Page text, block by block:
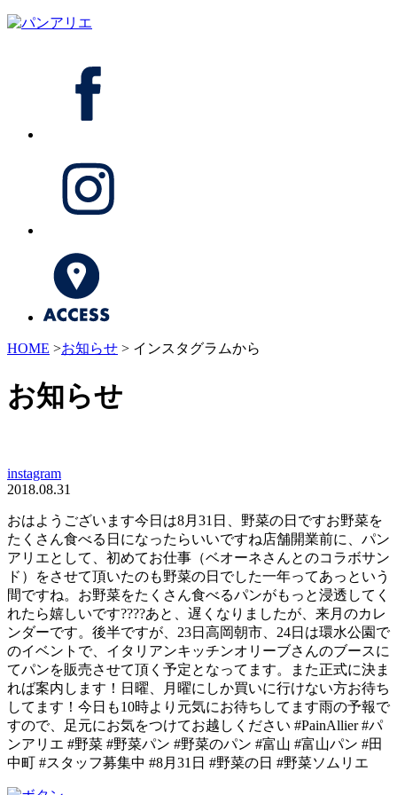
HOME >お知らせ > インスタグラムから
お知らせ
instagram
2018.08.31
おはようございます今日は8月31日、野菜の日ですお野菜を
たくさん食べる日になったらいいですね店舗開業前に、パン
アリエとして、初めてお仕事（ベオーネさんとのコラボサン
ド）をさせて頂いたのも野菜の日でした一年ってあっという
間ですね。お野菜をたくさん食べるパンがもっと浸透してく
れたら嬉しいです????あと、遅くなりましたが、来月のカレ
ンダーです。後半ですが、23日高岡朝市、24日は環水公園で
のイベントで、イタリアンキッチンオリーブさんのブースに
てパンを販売させて頂く予定となってます。また正式に決ま
れば案内します！日曜、月曜にしか買いに行けない方お待ち
してます！今日も10時より元気にお待ちしてます雨の予報で
すので、足元にお気をつけてお越しください #PainAllier #パ
ンアリエ #野菜 #野菜パン #野菜のパン #富山 #富山パン #田
中町 #スタッフ募集中 #8月31日 #野菜の日 #野菜ソムリエ